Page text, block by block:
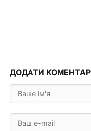
ДОДАТИ КОМЕНТАР